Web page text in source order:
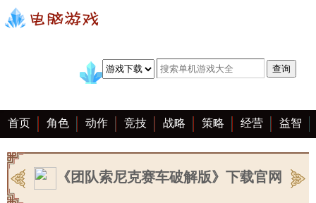
首页 角色 动作 竞技 战略 策略 经营 益智
冒险 棋牌 赛车 手游 恋爱 客户端 大全
《团队索尼克赛车破解版》下载官网